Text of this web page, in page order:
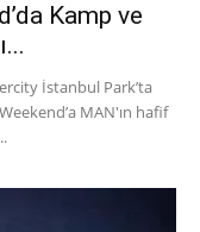
Kamp ve
İstanbul Park’ta
MAN'ın hafif